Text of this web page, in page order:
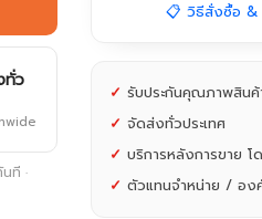
ทั่ว
ที ·
📋 วิธีสั่งซื้อ &
✓ รับประกันคุณภาพสินค้
✓ จัดส่งทั่วประเทศ
✓ บริการหลังการขาย
✓ ตัวแทนจำหน่าย / อง